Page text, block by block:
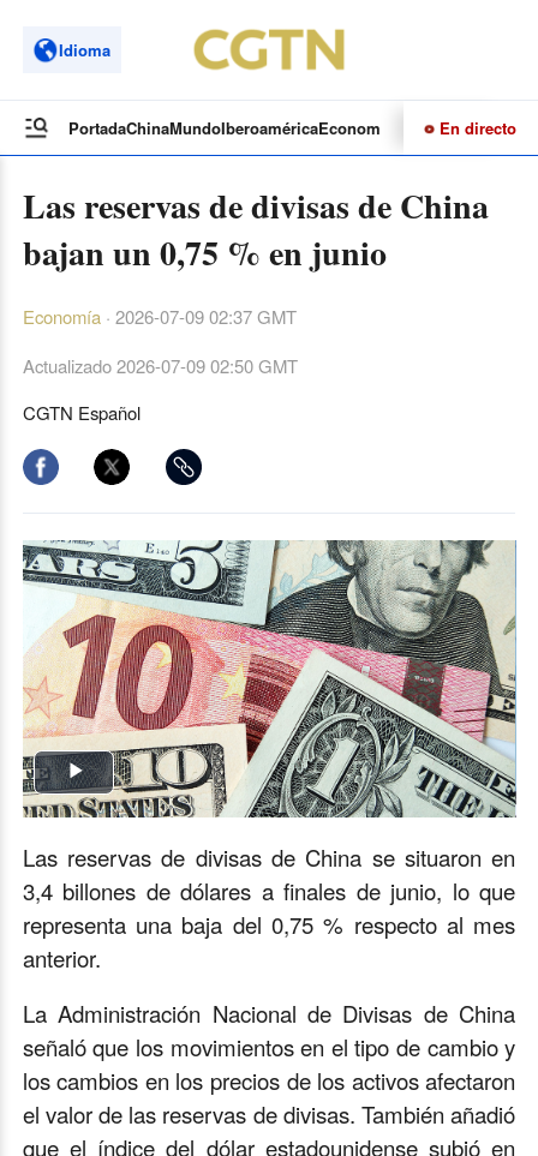
Idioma
PortadaChinaMundoIberoaméricaEconomía CulturaDeportes
En directo
Las reservas de divisas de China
bajan un 0,75 % en junio
Economía· 2026-07-09 02:37 GMT
Actualizado2026-07-09 02:50 GMT
CGTN Español
Play
Las reservas de divisas de China se situaron en
3,4 billones de dólares a finales de junio, lo que
representa una baja del 0,75 % respecto al mes
anterior.
La Administración Nacional de Divisas de China
señaló que los movimientos en el tipo de cambio y
los cambios en los precios de los activos afectaron
el valor de las reservas de divisas. También añadió
que el índice del dólar estadounidense subió en